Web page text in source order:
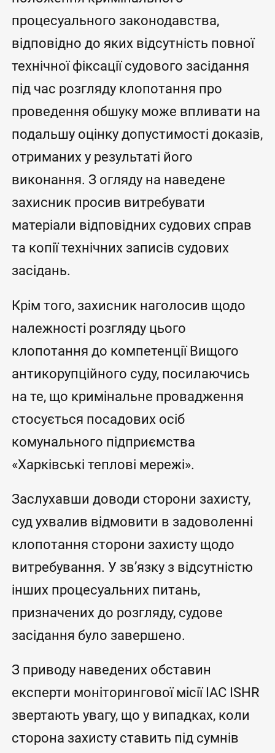
процесуального законодавства,
відповідно до яких відсутність повної
технічної фіксації судового засідання
під час розгляду клопотання про
проведення обшуку може впливати на
подальшу оцінку допустимості доказів,
отриманих у результаті його
виконання. З огляду на наведене
захисник просив витребувати
матеріали відповідних судових справ
та копії технічних записів судових
засідань.
Крім того, захисник наголосив щодо
належності розгляду цього
клопотання до компетенції Вищого
антикорупційного суду, посилаючись
на те, що кримінальне провадження
стосується посадових осіб
комунального підприємства
«Харківські теплові мережі».
Заслухавши доводи сторони захисту,
суд ухвалив відмовити в задоволенні
клопотання сторони захисту щодо
витребування. У зв’язку з відсутністю
інших процесуальних питань,
призначених до розгляду, судове
засідання було завершено.
З приводу наведених обставин
експерти моніторингової місії IAC ISHR
звертають увагу, що у випадках, коли
сторона захисту ставить під сумнів